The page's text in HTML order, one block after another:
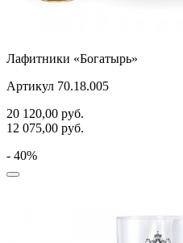
Лафитники «Богатырь»
Артикул 70.18.005
20 120,00 руб.
12 075,00 руб.
- 40%